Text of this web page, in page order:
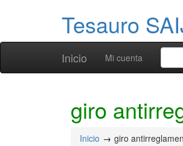
Tesauro
Inicio Mi cuenta
giro
Inicio giro